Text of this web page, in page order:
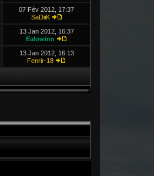
07 Fév 2012, 17:37
SaDiiK
13 Jan 2012, 16:37
Ealowinn
13 Jan 2012, 16:13
Fenrir-18